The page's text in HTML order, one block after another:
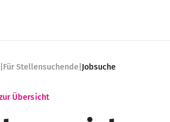
|Für Stellensuchende|Jobsuche
Übersicht